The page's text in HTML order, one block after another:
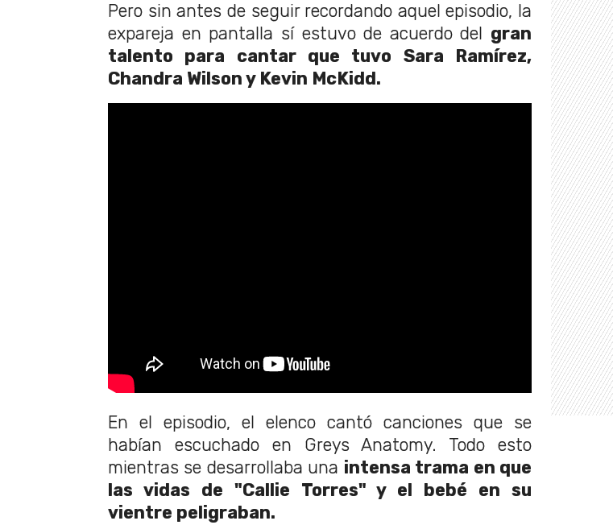
Pero sin antes de seguir recordando aquel episodio, la
expareja en pantalla sí estuvo de acuerdo del gran
talento para cantar que tuvo Sara Ramírez,
Chandra Wilson y Kevin McKidd.
En el episodio, el elenco cantó canciones que se
habían escuchado en Greys Anatomy. Todo esto
mientras se desarrollaba una intensa trama en que
las vidas de "Callie Torres" y el bebé en su
vientre peligraban.